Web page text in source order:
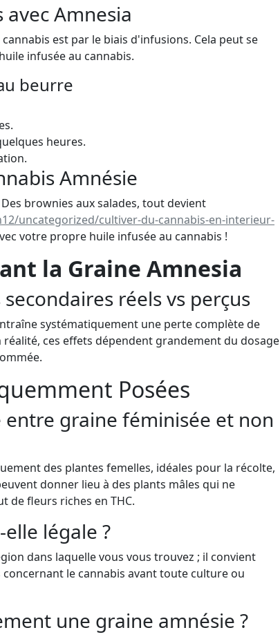
Amnesia
est par le biais d'infusions. Cela peut se
infusée au cannabis.
beurre
heures.
Amnésie
brownies aux salades, tout devient
uncategorized/cultiver-du-cannabis-en-interieur-
votre propre huile infusée au cannabis !
la Graine Amnesia
réels vs perçus
systématiquement une perte complète de
ces effets dépendent grandement du dosage
Posées
graine féminisée et non
des plantes femelles, idéales pour la récolte,
donner lieu à des plants mâles qui ne
de fleurs riches en THC.
légale ?
dans laquelle vous vous trouvez ; il convient
le cannabis avant toute culture ou
une graine amnésie ?